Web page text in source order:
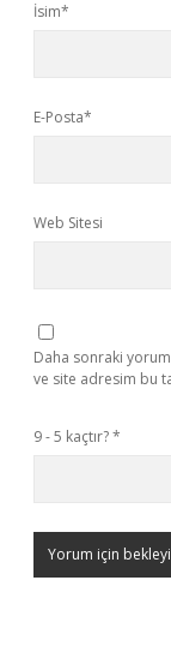
İsim*
E-Posta*
Web Sitesi
Daha sonraki
ve site adresim bu
9 - 5 kaçtır?*